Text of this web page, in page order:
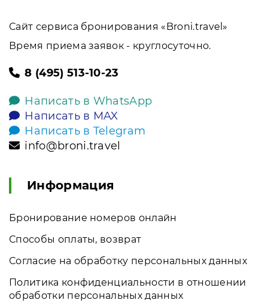
Сайт сервиса бронирования «Broni.travel»
Время приема заявок - круглосуточно.
8 (495) 513-10-23
Написать в WhatsApp
Написать в MAX
Написать в Telegram
info@broni.travel
Информация
Бронирование номеров онлайн
Способы оплаты, возврат
Согласие на обработку персональных данных
Политика конфиденциальности в отношении
обработки персональных данных